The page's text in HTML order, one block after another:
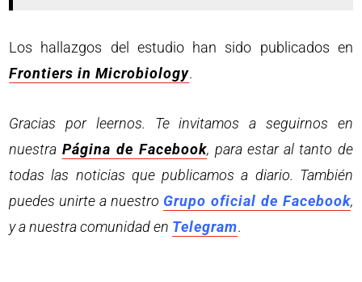
Los hallazgos del estudio han sido publicados en
Frontiers in Microbiology.
Gracias por leernos. Te invitamos a seguirnos en
nuestra Página de Facebook, para estar al tanto de
todas las noticias que publicamos a diario. También
puedes unirte a nuestro Grupo oficial de Facebook,
y a nuestra comunidad en Telegram.